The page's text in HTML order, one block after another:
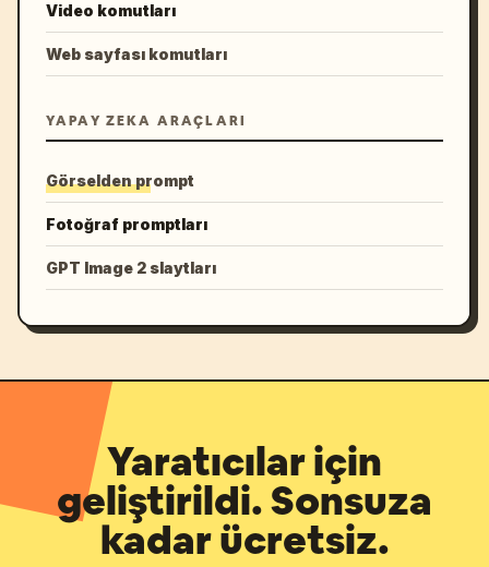
Video komutları
Web sayfası komutları
YAPAY ZEKA ARAÇLARI
Görselden prompt
Fotoğraf promptları
GPT Image 2 slaytları
Yaratıcılar için
geliştirildi. Sonsuza
kadar ücretsiz.